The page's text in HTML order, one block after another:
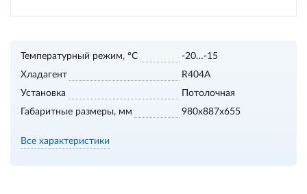
Температурный режим, °С
-20…-15
Хладагент
R404A
Установка
Потолочная
Габаритные размеры, мм
980х887х655
Все характеристики